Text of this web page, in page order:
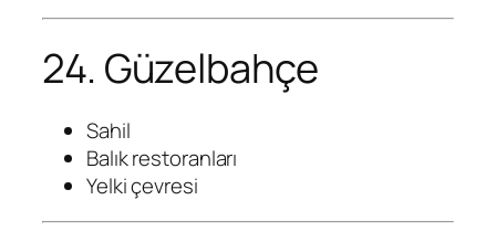
24. Güzelbahçe
Sahil
Balık restoranları
Yelki çevresi